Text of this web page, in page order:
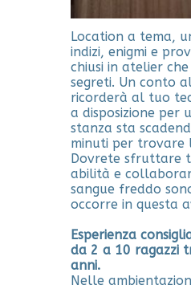
Location a tema,
indizi, enigmi e
chiusi in atelier
segreti. Un conto
ricorderà al tuo
a disposizione per
stanza sta
minuti per trovare
Dovrete sfruttare
abilità e
sangue freddo
occorre in questa
Esperienza
da 2 a 10 ragazzi
anni.
Nelle